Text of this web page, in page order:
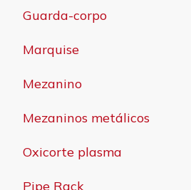
Guarda-corpo
Marquise
Mezanino
Mezaninos metálicos
Oxicorte plasma
Pipe Rack